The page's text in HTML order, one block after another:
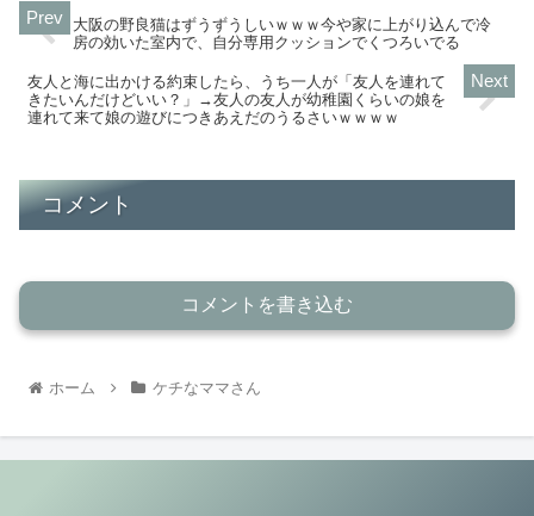
大阪の野良猫はずうずうしいｗｗｗ今や家に上がり込んで冷
房の効いた室内で、自分専用クッションでくつろいでる
友人と海に出かける約束したら、うち一人が「友人を連れて
きたいんだけどいい？」→友人の友人が幼稚園くらいの娘を
連れて来て娘の遊びにつきあえだのうるさいｗｗｗｗ
コメント
コメントを書き込む
ホーム ケチなママさん